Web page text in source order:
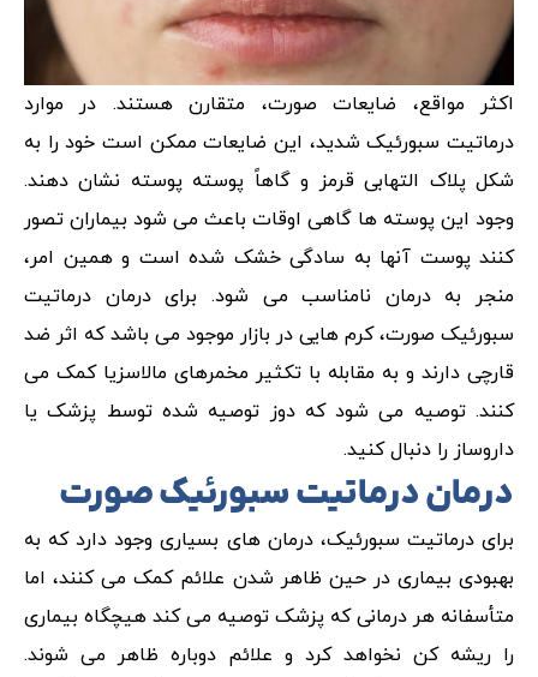
اکثر مواقع، ضایعات صورت، متقارن هستند. در موارد
درماتیت سبورئیک شدید، این ضایعات ممکن است خود را به
شکل پلاک التهابی قرمز و گاهاً پوسته پوسته نشان دهند.
وجود این پوسته ها گاهی اوقات باعث می شود بیماران تصور
کنند پوست آنها به سادگی خشک شده است و همین امر،
منجر به درمان نامناسب می شود. برای درمان درماتیت
سبورئیک صورت، کرم هایی در بازار موجود می باشد که اثر ضد
قارچی دارند و به مقابله با تکثیر مخمرهای مالاسزیا کمک می
کنند. توصیه می شود که دوز توصیه شده توسط پزشک یا
داروساز را دنبال کنید.
درمان درماتیت سبورئیک صورت
برای درماتیت سبورئیک، درمان های بسیاری وجود دارد که به
بهبودی بیماری در حین ظاهر شدن علائم کمک می کنند، اما
متأسفانه هر درمانی که پزشک توصیه می کند هیچگاه بیماری
را ریشه کن نخواهد کرد و علائم دوباره ظاهر می شوند.